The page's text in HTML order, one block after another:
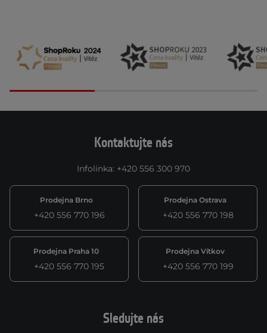
Kontaktujte nás
Infolinka: +420 556 300 970
Prodejna Brno
+420 556 770 196
Prodejna Ostrava
+420 556 770 198
Prodejna Praha 10
+420 556 770 195
Prodejna Vítkov
+420 556 770 199
Sledujte nás